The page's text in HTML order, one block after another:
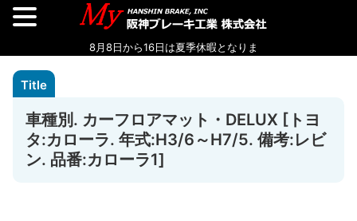
車種別. カーフロアマット・DELUX [トヨ
タ:カローラ. 年式:H3/6～H7/5. 備考:レビ
ン. 品番:カローラ1]